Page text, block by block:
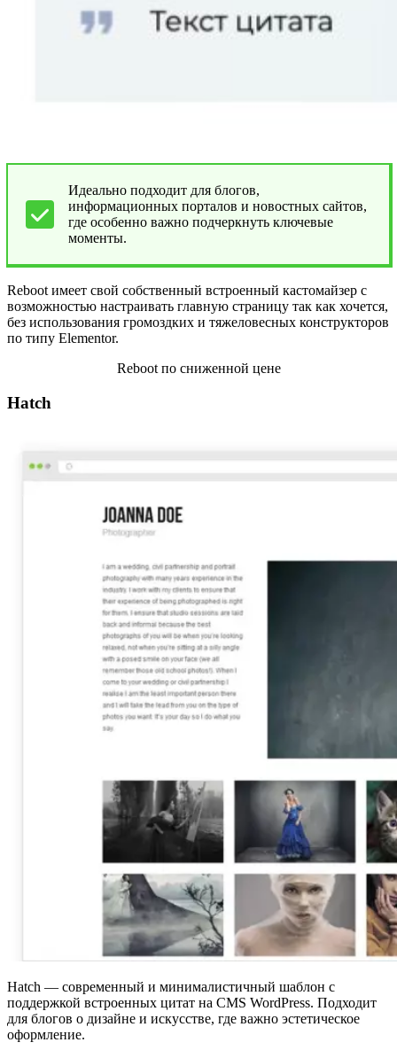
Идеально подходит для блогов,
информационных порталов и новостных сайтов,
где особенно важно подчеркнуть ключевые
моменты.
Reboot имеет свой собственный встроенный кастомайзер с
возможностью настраивать главную страницу так как хочется,
без использования громоздких и тяжеловесных конструкторов
по типу Elementor.
Reboot по сниженной цене
Hatch
Hatch — современный и минималистичный шаблон с
поддержкой встроенных цитат на CMS WordPress. Подходит
для блогов о дизайне и искусстве, где важно эстетическое
оформление.